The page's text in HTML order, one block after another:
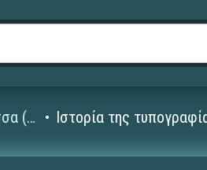
Νεοελληνική Γλώσσα (Γυμνασίου - Λυκείου) Ιστορία της